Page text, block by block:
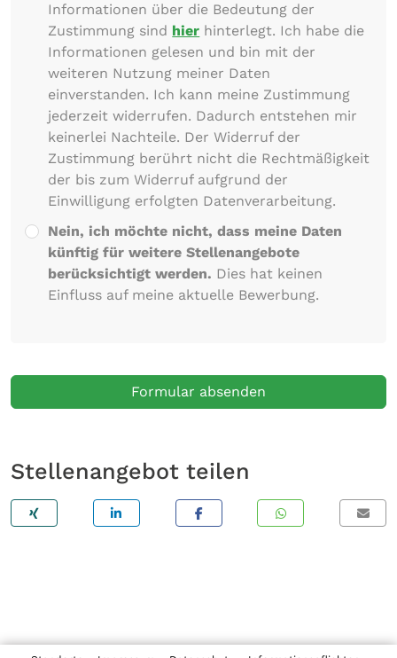
Informationen über die Bedeutung der
Zustimmung sind hier hinterlegt. Ich habe die
Informationen gelesen und bin mit der
weiteren Nutzung meiner Daten
einverstanden. Ich kann meine Zustimmung
jederzeit widerrufen. Dadurch entstehen mir
keinerlei Nachteile. Der Widerruf der
Zustimmung berührt nicht die Rechtmäßigkeit
der bis zum Widerruf aufgrund der
Einwilligung erfolgten Datenverarbeitung.
Nein, ich möchte nicht, dass meine Daten
künftig für weitere Stellenangebote
berücksichtigt werden. Dies hat keinen
Einfluss auf meine aktuelle Bewerbung.
Formular absenden
Stellenangebot teilen